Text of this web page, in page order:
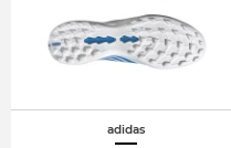
adidas